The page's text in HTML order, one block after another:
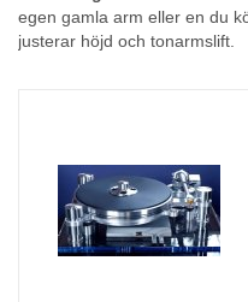
egen gamla arm eller en du
justerar höjd och tonarmslift.